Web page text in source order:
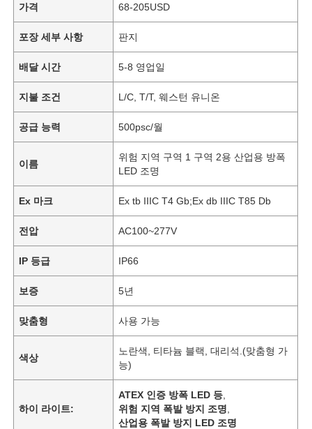
가격 68-205USD
포장 세부 사항 판지
배달 시간 5-8 영업일
지불 조건 L/C, T/T, 웨스턴 유니온
공급 능력 500psc/월
이름
위험 지역 구역 1 구역 2용 산업용 방폭
LED 조명
Ex 마크 Ex tb IIIC T4 Gb;Ex db IIIC T85 Db
전압 AC100~277V
IP 등급 IP66
보증 5년
맞춤형 사용 가능
색상
노란색, 티타늄 블랙, 대리석.(맞춤형 가
능)
하이 라이트:
ATEX 인증 방폭 LED 등
위험 지역 폭발 방지 조명
산업용 폭발 방지 LED 조명